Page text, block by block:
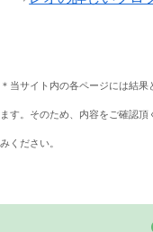
＊当サイト内の各ページには結
ます。そのため、内容をご確認
みください。